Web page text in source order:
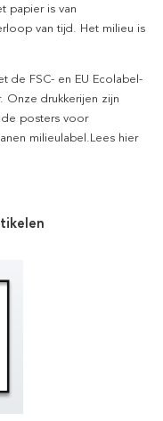
papier is van
van tijd. Het milieu is
de FSC- en EU Ecolabel-
Onze drukkerijen zijn
de posters voor
milieulabel.Lees hier